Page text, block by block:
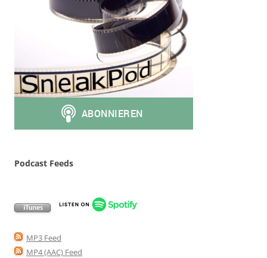
Podcast Feeds
MP3 Feed
MP4 (AAC) Feed